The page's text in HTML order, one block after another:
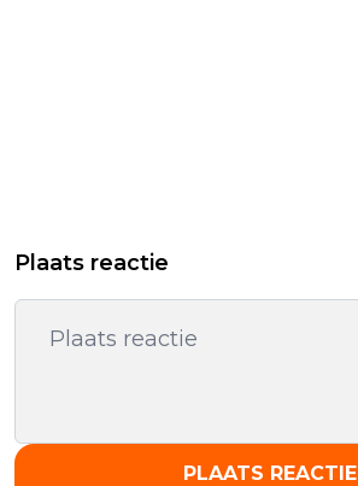
Plaats reactie
PLAATS REACTIE